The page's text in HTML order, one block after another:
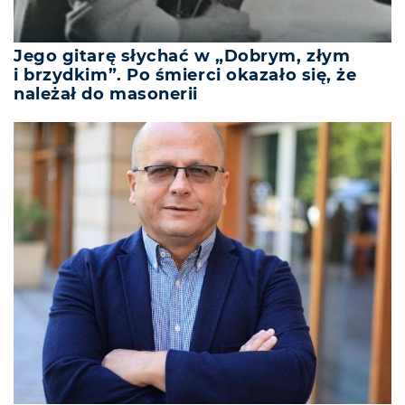
Jego gitarę słychać w „Dobrym, złym
i brzydkim”. Po śmierci okazało się, że
należał do masonerii